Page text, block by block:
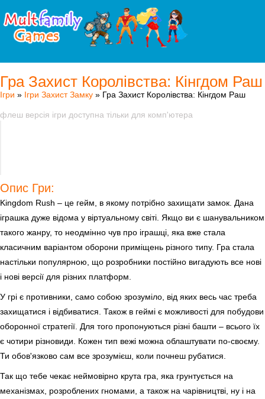
Гра Захист Королівства: Кінгдом Раш
Ігри » Ігри Захист Замку » Гра Захист Королівства: Кінгдом Раш
флеш версія ігри доступна тільки для комп'ютера
Опис Гри:
Kingdom Rush – це гейм, в якому потрібно захищати замок. Дана
іграшка дуже відома у віртуальному світі. Якщо ви є шанувальником
такого жанру, то неодмінно чув про іграшці, яка вже стала
класичним варіантом оборони приміщень різного типу. Гра стала
настільки популярною, що розробники постійно вигадують все нові
і нові версії для різних платформ.
У грі є противники, само собою зрозуміло, від яких весь час треба
захищатися і відбиватися. Також в геймі є можливості для побудови
оборонної стратегії. Для того пропонуються різні башти – всього їх
є чотири різновиди. Кожен тип вежі можна облаштувати по-своєму.
Ти обов'язково сам все зрозумієш, коли почнеш рубатися.
Так що тебе чекає неймовірно крута гра, яка грунтується на
механізмах, розроблених гномами, а також на чарівництві, ну і на